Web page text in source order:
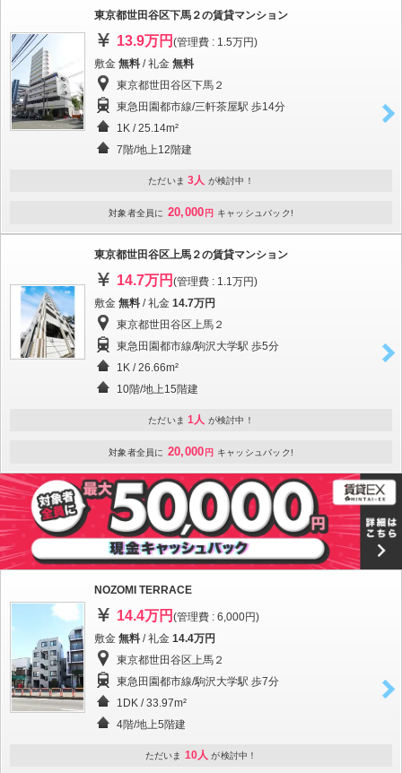
東京都世田谷区下馬２の賃貸マンション
13.9万円 (管理費 : 1.5万円)
敷金 無料 / 礼金 無料
東京都世田谷区下馬２
東急田園都市線/三軒茶屋駅 歩14分
1K / 25.14m²
7階/地上12階建
ただいま 3人 が検討中！
対象者全員に 20,000 円 キャッシュバック!
東京都世田谷区上馬２の賃貸マンション
14.7万円 (管理費 : 1.1万円)
敷金 無料 / 礼金 14.7万円
東京都世田谷区上馬２
東急田園都市線/駒沢大学駅 歩5分
1K / 26.66m²
10階/地上15階建
ただいま 1人 が検討中！
対象者全員に 20,000 円 キャッシュバック!
NOZOMI TERRACE
14.4万円 (管理費 : 6,000円)
敷金 無料 / 礼金 14.4万円
東京都世田谷区上馬２
東急田園都市線/駒沢大学駅 歩7分
1DK / 33.97m²
4階/地上5階建
ただいま 10人 が検討中！